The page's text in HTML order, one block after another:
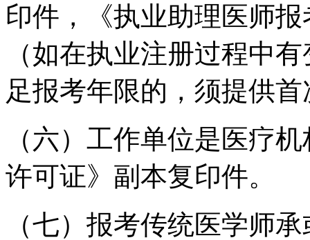
印件，《执业助理医师
（如在执业注册过程中
足报考年限的，须提供
（六）工作单位是医疗
许可证》副本复印件。
（七）报考传统医学师